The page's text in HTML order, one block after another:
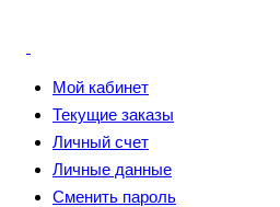
Мой кабинет
Текущие заказы
Личный счет
Личные данные
Сменить пароль